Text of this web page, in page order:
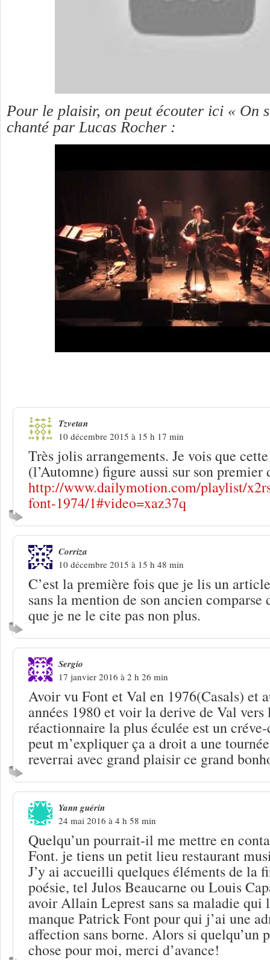
Pour le plaisir, on peut écouter ici « On
chanté par Lucas Rocher :
Tzvetan
10 décembre 2015 à 15 h 17 min
Très jolis arrangements. Je vois que
(l’Automne) figure aussi sur son premier
http://www.dailymotion.com/playlist/
font-1974/1#video=xaz37q
Corriza
10 décembre 2015 à 15 h 48 min
C’est la première fois que je lis un
sans la mention de son ancien comparse
que je ne le cite pas non plus.
Sergio
17 janvier 2016 à 2 h 26 min
Avoir vu Font et Val en 1976(Casals) et
années 1980 et voir la derive de Val vers
réactionnaire la plus éculée est un
peut m’expliquer ça a droit a une
reverrai avec grand plaisir ce grand
Yann guérin
24 mai 2016 à 4 h 58 min
Quelqu’un pourrait-il me mettre en
Font. je tiens un petit lieu restaurant
J’y ai accueilli quelques éléments de la
poésie, tel Julos Beaucarne ou Louis
avoir Allain Leprest sans sa maladie qui
manque Patrick Font pour qui j’ai une
affection sans borne. Alors si quelqu’un
chose pour moi, merci d’avance!